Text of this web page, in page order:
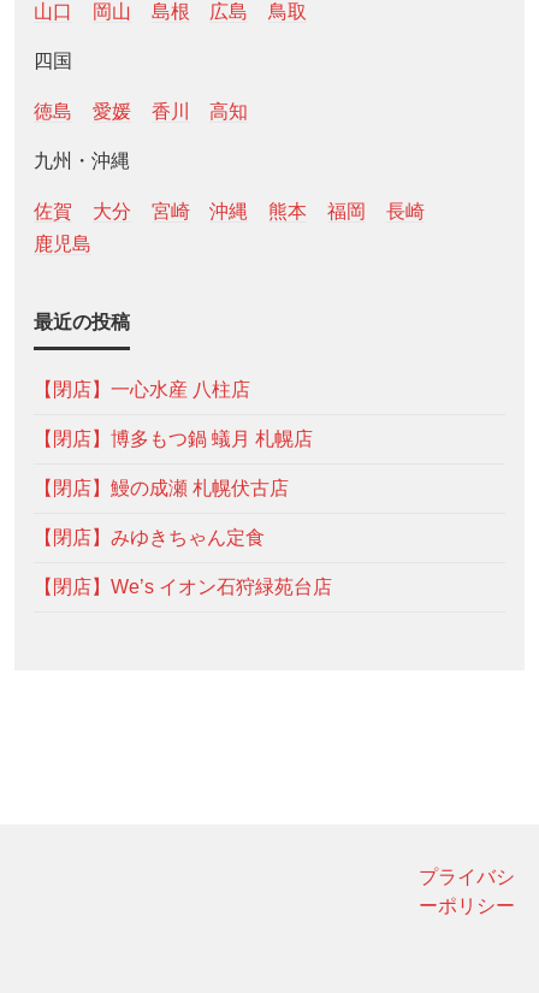
山口 岡山 島根 広島 鳥取
四国
徳島 愛媛 香川 高知
九州・沖縄
佐賀 大分 宮崎 沖縄 熊本 福岡
長崎
鹿児島
最近の投稿
【閉店】一心水産 八柱店
【閉店】博多もつ鍋 蟻月 札幌店
【閉店】鰻の成瀬 札幌伏古店
【閉店】みゆきちゃん定食
【閉店】We’s イオン石狩緑苑台店
プライバシ
ーポリシー